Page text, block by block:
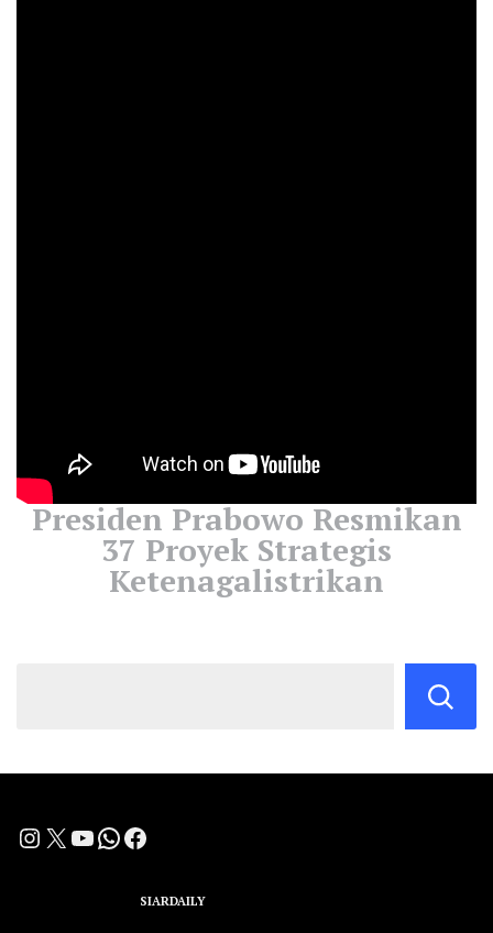
Presiden Prabowo Resmikan
37 Proyek Strategis
Ketenagalistrikan
Instagram
X YouTube
WhatsApp
Facebook
SIARDAILY